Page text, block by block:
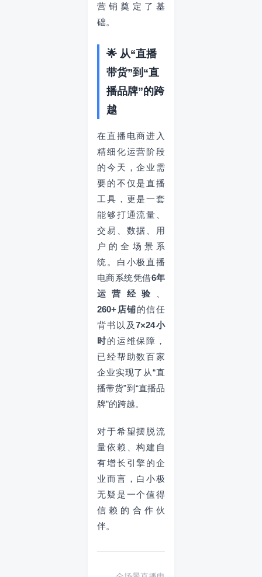
营销奠定了基
础。
🌟 从“直播
带货”到“直
播品牌”的跨
越
在直播电商进入
精细化运营阶段
的今天，企业需
要的不仅是直播
工具，更是一套
能够打通流量、
交易、数据、用
户的全场景系
统。白小极直播
电商系统凭借6年
运营经验
260+店铺的信任
背书以及7×24小
时的运维保障，
已经帮助数百家
企业实现了从“直
播带货”到“直播品
牌”的跨越。
对于希望摆脱流
量依赖、构建自
有增长引擎的企
业而言，白小极
无疑是一个值得
信赖的合作伙
伴。